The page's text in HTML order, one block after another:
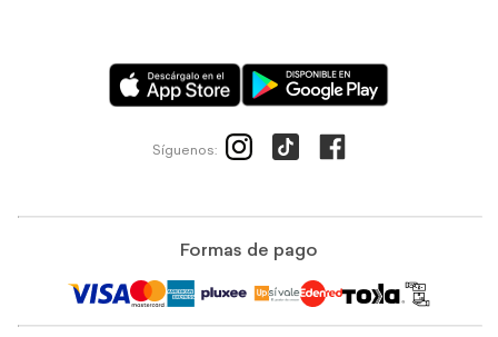
Síguenos:
Formas de pago